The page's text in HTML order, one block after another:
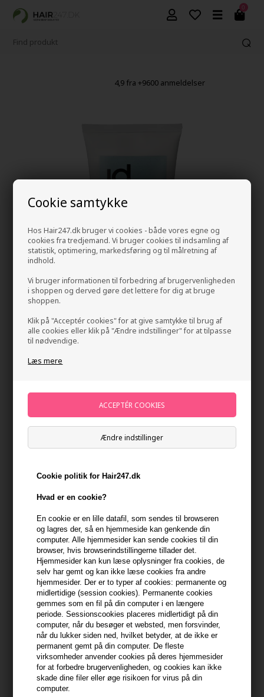
Cookie samtykke
Hos Hair247.dk bruger vi cookies - både vores egne og
cookies fra tredjemand. Vi bruger cookies til indsamling af
statistik, optimering, markedsføring og til målretning af
indhold.
Vi bruger informationen til forbedring af brugervenligheden
i shoppen og derved gøre det lettere for dig at bruge
shoppen.
Klik på "Acceptér cookies" for at give samtykke til brug af
alle cookies eller klik på "Ændre indstillinger" for at tilpasse
til nødvendige.
Læs mere
Ændre indstillinger
Cookie politik for Hair247.dk
Hvad er en cookie?
En cookie er en lille datafil, som sendes til browseren
og lagres der, så en hjemmeside kan genkende din
computer. Alle hjemmesider kan sende cookies til din
browser, hvis browserindstillingerne tillader det.
Hjemmesider kan kun læse oplysninger fra cookies, de
selv har gemt og kan ikke læse cookies fra andre
hjemmesider. Der er to typer af cookies: permanente og
midlertidige (session cookies). Permanente cookies
gemmes som en fil på din computer i en længere
periode. Sessionscookies placeres midlertidigt på din
computer, når du besøger et websted, men forsvinder,
når du lukker siden ned, hvilket betyder, at de ikke er
permanent gemt på din computer. De fleste
virksomheder anvender cookies på deres hjemmesider
for at forbedre brugervenligheden, og cookies kan ikke
skade dine filer eller øge risikoen for virus på din
computer.
0
4,9 fra +9600 anmeldelser
Mærker Id Hair Elements Xclusive
128,00DKK
Stykpris ved 3 stk. 108,00 DKK Spar 16%
Send mail når varen kommer på lager igen
Ikke på lager- Leveringstid Ukendt dage
Du får 5 DKK til dit næste køb når du køber denne vare -
min konto
399,10 DKK FRA GRATIS FRAGT 399.1 DKK
Beskrivelse Anmeldelser Fabrikant
IdHAIR Elements Xclusive Strong Gel er en gelé, der giver et
kraftigt, vedvarende hold.
IdHAIR Elements Xclusive Strong Gel egenskaber